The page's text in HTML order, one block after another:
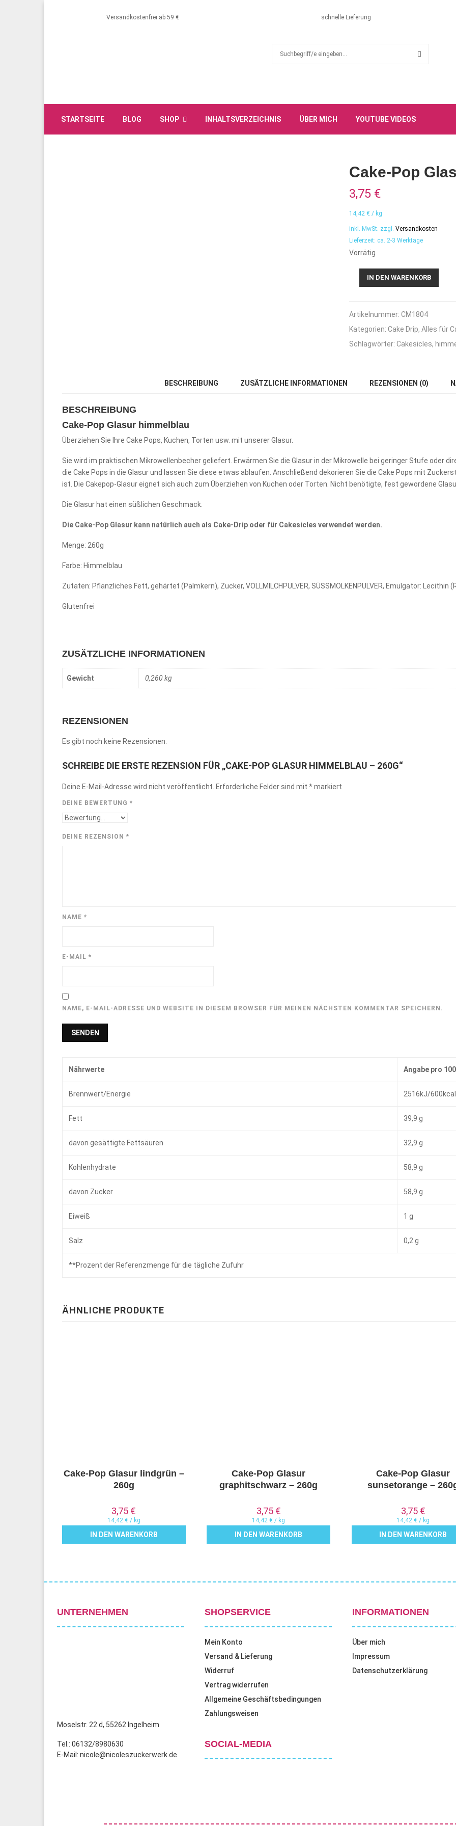
Versandkostenfrei ab 59 € schnelle Lieferung
h
o
r
R
H
STARTSEITE BLOG SHOP INHALTSVERZEICHNIS ÜBER MICH YOUTUBE VIDEOS
Cake-Pop
3,75 €
14,42€ / kg
inkl. MwSt. zzgl.Versandkosten
Lieferzeit: ca. 2-3 Werktage
Vorrätig
-
260g
IN DEN WARENKORB
Artikelnummer:CM1804
Kategorien:Cake Drip,Alles für
Schlagwörter:Cakesicles,
BESCHREIBUNG ZUSÄTZLICHE INFORMATIONEN REZENSIONEN (0)
BESCHREIBUNG
Cake-Pop Glasur himmelblau
Überziehen Sie Ihre Cake Pops, Kuchen, Torten usw. mit unserer Glasur.
Sie wird im praktischen Mikrowellenbecher geliefert. Erwärmen Sie die Glasur in der Mikrowelle bei geringer Stufe oder
die Cake Pops in die Glasur und lassen Sie diese etwas ablaufen. Anschließend dekorieren Sie die Cake Pops mit
ist. Die Cakepop-Glasur eignet sich auch zum Überziehen von Kuchen oder Torten. Nicht benötigte, fest gewordene
Die Glasur hat einen süßlichen Geschmack.
Die Cake-Pop Glasur kann natürlich auch als Cake-Drip oder für Cakesicles verwendet werden.
Menge: 260g
Farbe: Himmelblau
Zutaten: Pflanzliches Fett, gehärtet (Palmkern), Zucker, VOLLMILCHPULVER, SÜSSMOLKENPULVER, Emulgator:
Glutenfrei
ZUSÄTZLICHE INFORMATIONEN
Gewicht 0,260 kg
REZENSIONEN
Es gibt noch keine Rezensionen.
SCHREIBE DIE ERSTE REZENSION FÜR „CAKE-POP GLASUR HIMMELBLAU – 260G“
Deine E-Mail-Adresse wird nicht veröffentlicht. Erforderliche Felder sind mit *markiert
DEINE BEWERTUNG *
DEINE REZENSION *
NAME *
E-MAIL *
NAME, E-MAIL-ADRESSE UND WEBSITE IN DIESEM BROWSER FÜR MEINEN NÄCHSTEN KOMMENTAR SPEICHERN.
Nährwerte Angabe pro
Brennwert/Energie 2516kJ/600kcal
Fett 39,9 g
davon gesättigte Fettsäuren 32,9 g
Kohlenhydrate 58,9 g
davon Zucker 58,9 g
Eiweiß 1 g
Salz 0,2 g
**Prozent der Referenzmenge für die tägliche Zufuhr
ÄHNLICHE PRODUKTE
Cake-Pop Glasur lindgrün –
260g
3,75 €
14,42 €/ kg
IN DEN WARENKORB
Cake-Pop Glasur
graphitschwarz – 260g
3,75 €
14,42€ / kg
IN DEN WARENKORB
Cake-Pop Glasur
sunsetorange –
3,75 €
14,42€ / kg
IN DEN WARENKORB
UNTERNEHMEN
Moselstr. 22 d, 55262 Ingelheim
Tel.: 06132/8980630
E-Mail: nicole@nicoleszuckerwerk.de
SHOPSERVICE
Mein Konto
Versand & Lieferung
Widerruf
Vertrag widerrufen
Allgemeine Geschäftsbedingungen
Zahlungsweisen
SOCIAL-MEDIA
INFORMATIONEN
Über mich
Impressum
Datenschutzerklärung